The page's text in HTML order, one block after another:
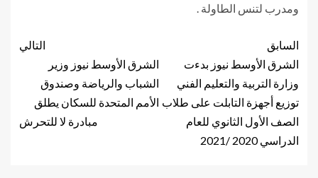
ومدرب لتنس الطاولة .
السابق
الشرق الأوسط نيوز بدءت
وزارة التربية والتعليم الفني
توزيع أجهزة التابلت على طلاب
الصف الأول الثانوي للعام
الدراسي 2020 /2021
التالي
الشرق الأوسط نيوز وزير
الشباب والرياضة وصندوق
الأمم المتحدة للسكان يطلق
مبادرة لا للتحرش